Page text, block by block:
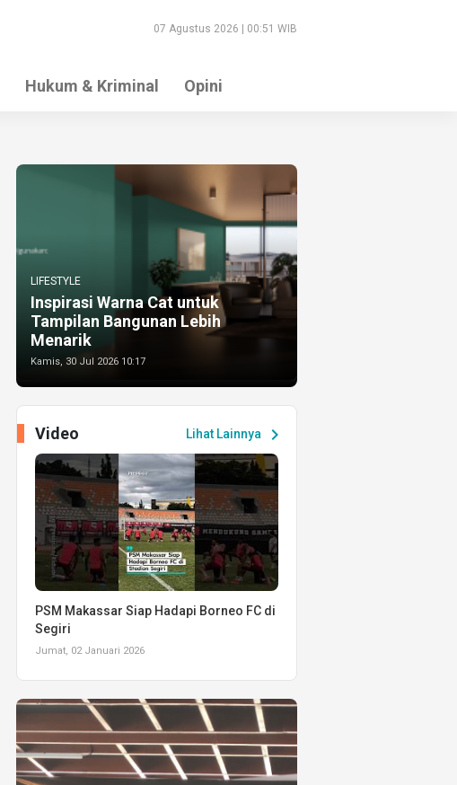
07 Agustus 2026 | 00:51 WIB
Hukum & Kriminal Opini
LIFESTYLE
Inspirasi Warna Cat untuk
Tampilan Bangunan Lebih
Menarik
Kamis, 30 Jul 2026 10:17
Lihat Lainnya chevron_right
Video
PSM Makassar Siap Hadapi Borneo FC di
Segiri
Jumat, 02 Januari 2026